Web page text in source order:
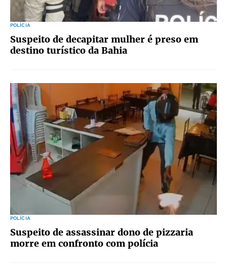
POLÍCIA
Suspeito de decapitar mulher é preso em
destino turístico da Bahia
POLÍCIA
Suspeito de assassinar dono de pizzaria
morre em confronto com polícia